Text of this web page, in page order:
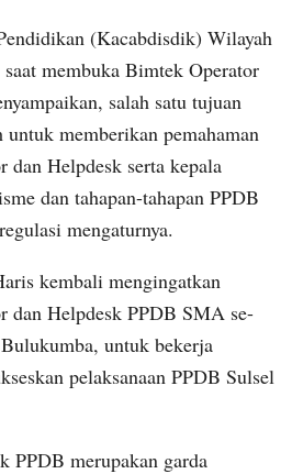
(Kacabdisdik) Wilayah
membuka Bimtek Operator
salah satu tujuan
memberikan pemahaman
dan Helpdesk serta kepala
dan tahapan-tahapan PPDB
mengaturnya.
kembali mengingatkan
dan Helpdesk PPDB SMA se-
untuk bekerja
pelaksanaan PPDB Sulsel
PPDB merupakan garda